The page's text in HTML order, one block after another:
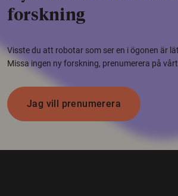
forskning
Visste du att robotar som ser en i ögonen är
Missa ingen ny forskning, prenumerera på
Jag vill prenumerera